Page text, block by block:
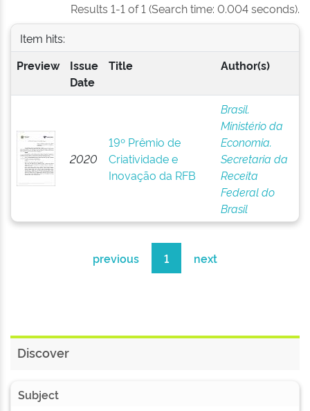
Results 1-1 of 1 (Search time: 0.004 seconds).
Item hits:
Preview
Issue
Date
Title Author(s)
2020
19º Prêmio de
Criatividade e
Inovação da RFB
Brasil.
Ministério da
Economia.
Secretaria da
Receita
Federal do
Brasil
previous 1 next
Discover
Subject